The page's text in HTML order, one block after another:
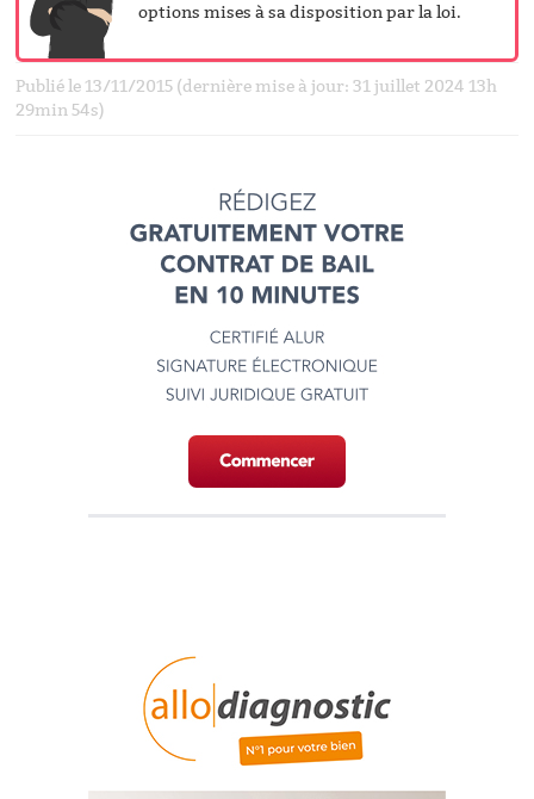
options mises à sa disposition par la loi.
Publié le 13/11/2015 (dernière mise à jour: 31 juillet 2024 13h
29min 54s)